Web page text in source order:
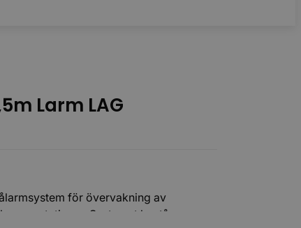
Tillbehör
Larm LAG
för övervakning av
Systemet består av en